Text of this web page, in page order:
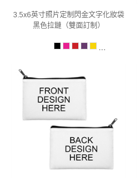
3.5x6英寸照片定制閃金文字化妝袋
黑色拉鏈（雙面訂制）